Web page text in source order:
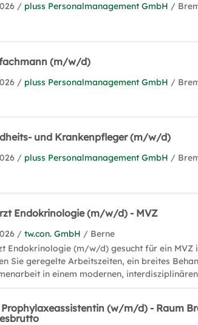
/ pluss Personalmanagement GmbH /
(m/w/d)
/ pluss Personalmanagement GmbH /
und Krankenpfleger (m/w/d)
/ pluss Personalmanagement GmbH /
Endokrinologie (m/w/d) - MVZ
/tw.con. GmbH / Berne
Endokrinologie (m/w/d) gesucht für ein MVZ
Sie geregelte Arbeitszeiten, ein breites
in einem modernen,
(w/m/d) - Raum